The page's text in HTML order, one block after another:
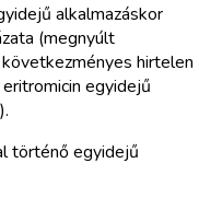
alkalmazáskor
(megnyúlt
hirtelen
egyidejű
történő egyidejű